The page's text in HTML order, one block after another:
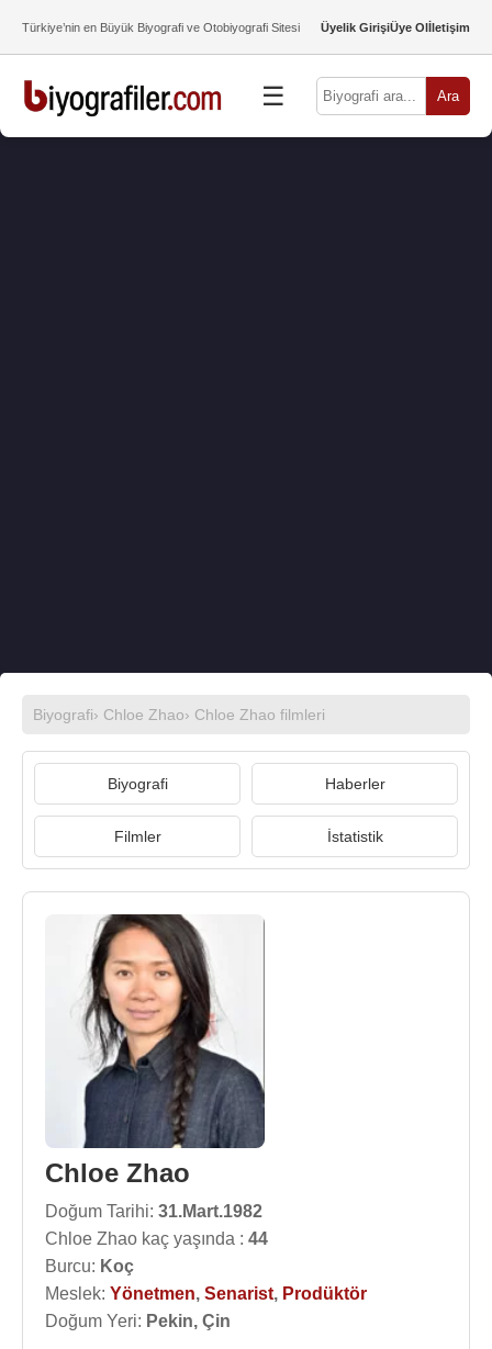
Türkiye’nin en Büyük Biyografi ve Otobiyografi Sitesi Üyelik GirişiÜye Olİletişim
☰ Ara
Biyografi› Chloe Zhao› Chloe Zhao filmleri
Biyografi Haberler
Filmler İstatistik
Chloe Zhao
Doğum Tarihi: 31.Mart.1982
Chloe Zhao kaç yaşında : 44
Burcu: Koç
Meslek: Yönetmen, Senarist, Prodüktör
Doğum Yeri: Pekin, Çin